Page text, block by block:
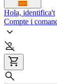
Hola, identifica't
Compte i